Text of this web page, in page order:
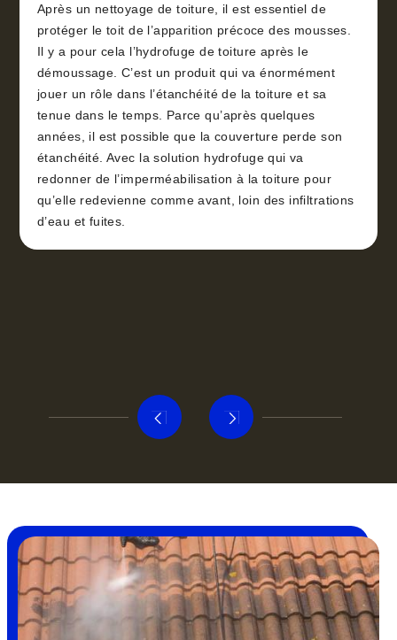
Après un nettoyage de toiture, il est essentiel de
protéger le toit de l’apparition précoce des mousses.
Il y a pour cela l’hydrofuge de toiture après le
démoussage. C’est un produit qui va énormément
jouer un rôle dans l’étanchéité de la toiture et sa
tenue dans le temps. Parce qu’après quelques
années, il est possible que la couverture perde son
étanchéité. Avec la solution hydrofuge qui va
redonner de l’imperméabilisation à la toiture pour
qu’elle redevienne comme avant, loin des infiltrations
d’eau et fuites.